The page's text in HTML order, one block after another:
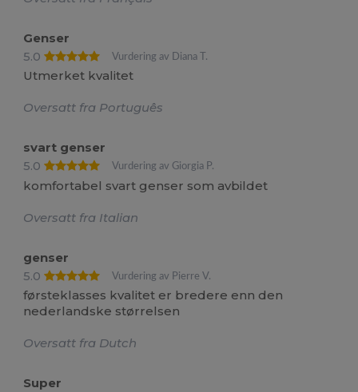
Genser
5.0
Vurdering av Diana T.
Utmerket kvalitet
Oversatt fra Português
svart genser
5.0
Vurdering av Giorgia P.
komfortabel svart genser som avbildet
Oversatt fra Italian
genser
5.0
Vurdering av Pierre V.
førsteklasses kvalitet er bredere enn den
nederlandske størrelsen
Oversatt fra Dutch
Super